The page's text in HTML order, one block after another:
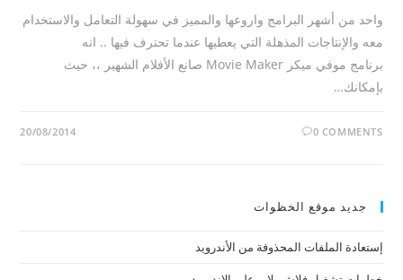
واحد من أشهر البرامج واروعها والمميز في سهولة التعامل والاستخدام
معه والإنتاجات المذهلة التي يعطيها عندما تحترف فيها .. انه
برنامج موفي ميكر Movie Maker صانع الأفلام الشهير ،، حيث
بإمكانك…
0 COMMENTS
20/08/2014
جديد موقع الخظوات
إستعادة الملفات المحذوفة من الأندرويد